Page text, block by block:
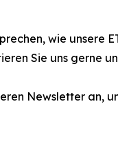
wie unsere
Sie uns gerne
Newsletter an,